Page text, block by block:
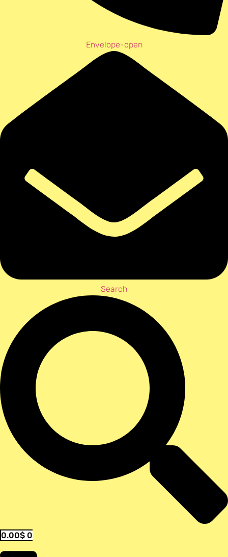
Envelope-open
Search
0.00$ 0